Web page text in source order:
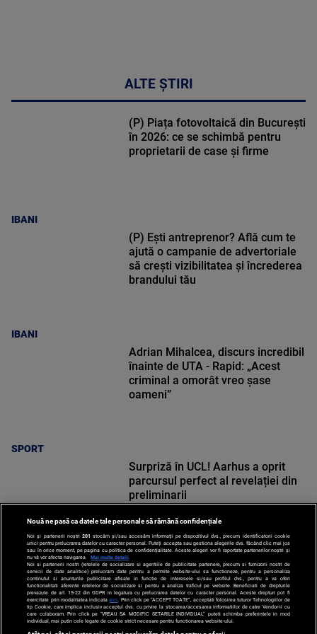
ALTE ȘTIRI
IBANI
(P) Piața fotovoltaică din București
în 2026: ce se schimbă pentru
proprietarii de case și firme
IBANI
(P) Ești antreprenor? Află cum te
ajută o campanie de advertoriale
să crești vizibilitatea și încrederea
brandului tău
SPORT
Adrian Mihalcea, discurs incredibil
înainte de UTA - Rapid: „Acest
criminal a omorât vreo șase
oameni”
SPORT
Surpriză în UCL! Aarhus a oprit
parcursul perfect al revelației din
preliminarii
Nouă ne pasă ca datele tale personale să rămână confidențiale
Noi și partenerii noștri 201 stocăm și/sau accesăm informații pe dispozitivul dvs., precum identificatorii cookie
unici pentru prelucrarea datelor cu caracter personal. Puteți accepta sau gestiona alegerile dvs. făcând clic mai jos
sau în orice moment, pe pagina cu politica de confidențialitate. Aceste alegeri vor fi raportate partenerilor noștri și
nu vă vor afecta navigarea.
Mai multe detalii
Noi si partenerii nostri (retelele de socializare si agentiile de publicitate partenere, precum si furnizorii nostri de
servicii de date analitice) prelucram date pentru a permite website-ului sa functioneze, pentru a personaliza
continutul si anunturile publicitare afisate in functie de interesele si/sau profilul dvs., pentru a va oferi
functionalitati aferente retelelor de socializare si pentru a analiza traficul pe website. Beneficiati de drepturile
prevazute de art. 15-22 din GDPR in legatura cu prelucrarea datelor cu caracter personal. Aceste drepturi pot fi
exercitate prin modalitatea indicataaici . Prin click pe “ACCEPT TOATE”, acceptati folosirea tuturor Tehnologiilor de
tip Cookie, care implica inclusiv acceptul dvs. cu privire la stocarea/accesarea informatiilor de catre Vendor-ii cu
care colaboram. Prin click pe “VREAU SA MODIFIC SETARILE INDIVIDUAL” puteti schimba preferintele in mod
individual, mai putin cele legate de cookie strict necesare pentru functionarea website-ului.